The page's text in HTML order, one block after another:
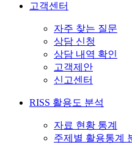
고객센터
자주 찾는 질문
상담 신청
상담 내역 확인
고객제안
신고센터
RISS 활용도 분석
자료 현황 통계
주제별 활용통계